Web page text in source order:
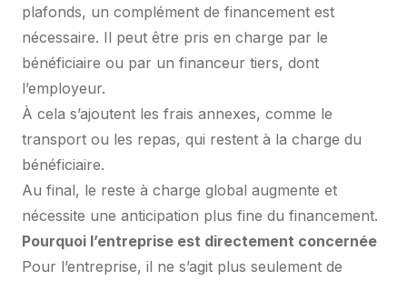
plafonds, un complément de financement est
nécessaire. Il peut être pris en charge par le
bénéficiaire ou par un financeur tiers, dont
l’employeur.
À cela s’ajoutent les frais annexes, comme le
transport ou les repas, qui restent à la charge du
bénéficiaire.
Au final, le reste à charge global augmente et
nécessite une anticipation plus fine du financement.
Pourquoi l’entreprise est directement concernée
Pour l’entreprise, il ne s’agit plus seulement de